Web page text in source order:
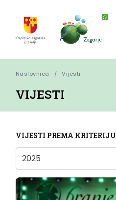
Naslovnica Vijesti
VIJESTI
VIJESTI PREMA KRITERIJU